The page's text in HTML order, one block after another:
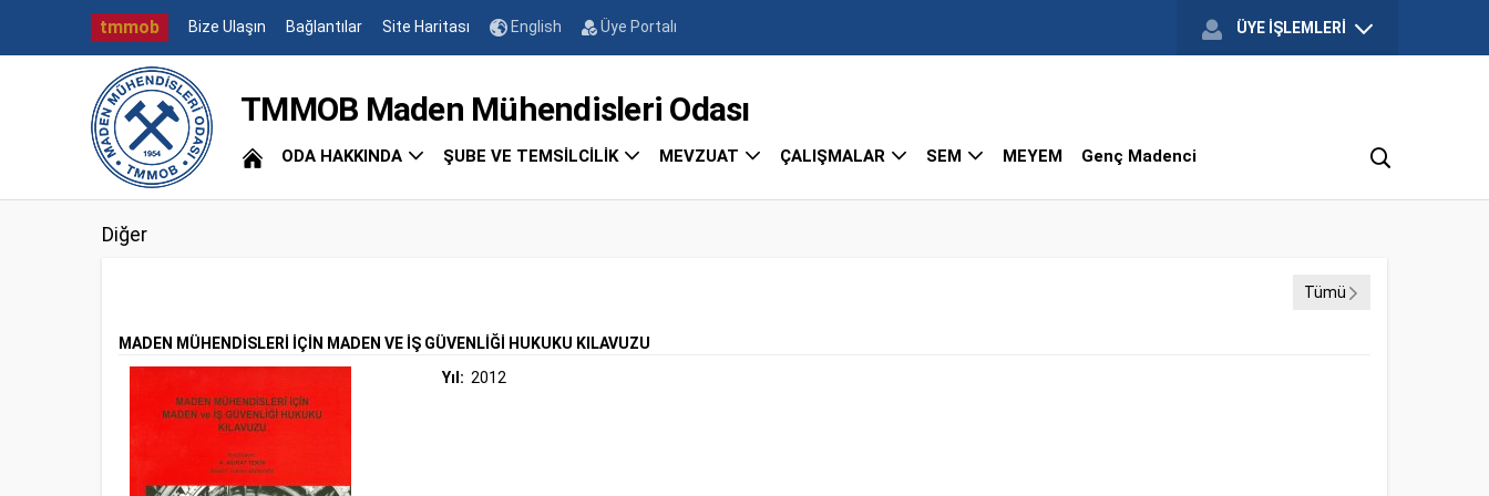
tmmob Bize Ulaşın Bağlantılar Site Haritası English Üye Portalı ÜYE İŞLEMLERİ
TMMOB Maden Mühendisleri Odası
ODA HAKKINDA ŞUBE VE TEMSİLCİLİK MEVZUAT ÇALIŞMALAR SEM MEYEM Genç Madenci
Diğer
Tümü
MADEN MÜHENDİSLERİ İÇİN MADEN VE İŞ GÜVENLİĞİ HUKUKU KILAVUZU
Yıl: 2012